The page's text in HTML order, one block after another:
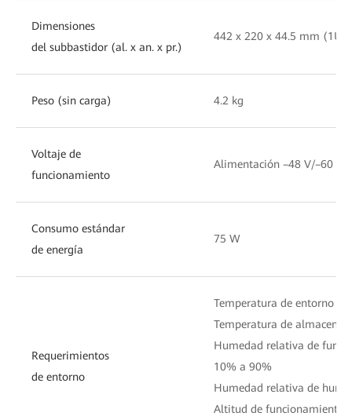
Dimensiones
del subbastidor (al. x an. x pr.)
442 x 220 x 44.5 mm (1U)
Peso (sin carga) 4.2 kg
Voltaje de
funcionamiento
Alimentación –48 V/–60 V:
Consumo estándar
de energía
75 W
Requerimientos
de entorno
Temperatura de entorno a
Temperatura de
Humedad relativa de
10% a 90%
Humedad relativa de
Altitud de funcionamiento